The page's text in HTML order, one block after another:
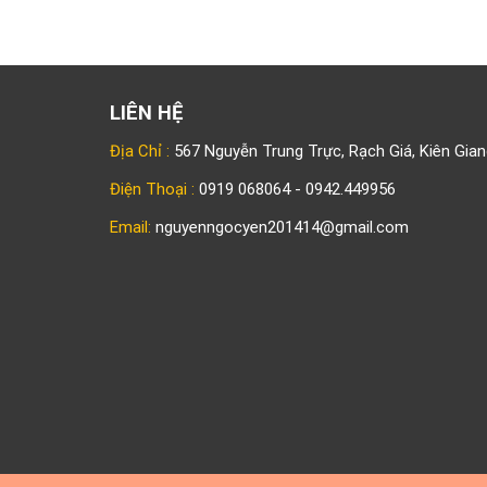
LIÊN HỆ
Địa Chỉ : 567 Nguyễn Trung Trực, Rạch Giá, Kiên
Điện Thoại : 0919 068064 - 0942.449956
Email: nguyenngocyen201414@gmail.com